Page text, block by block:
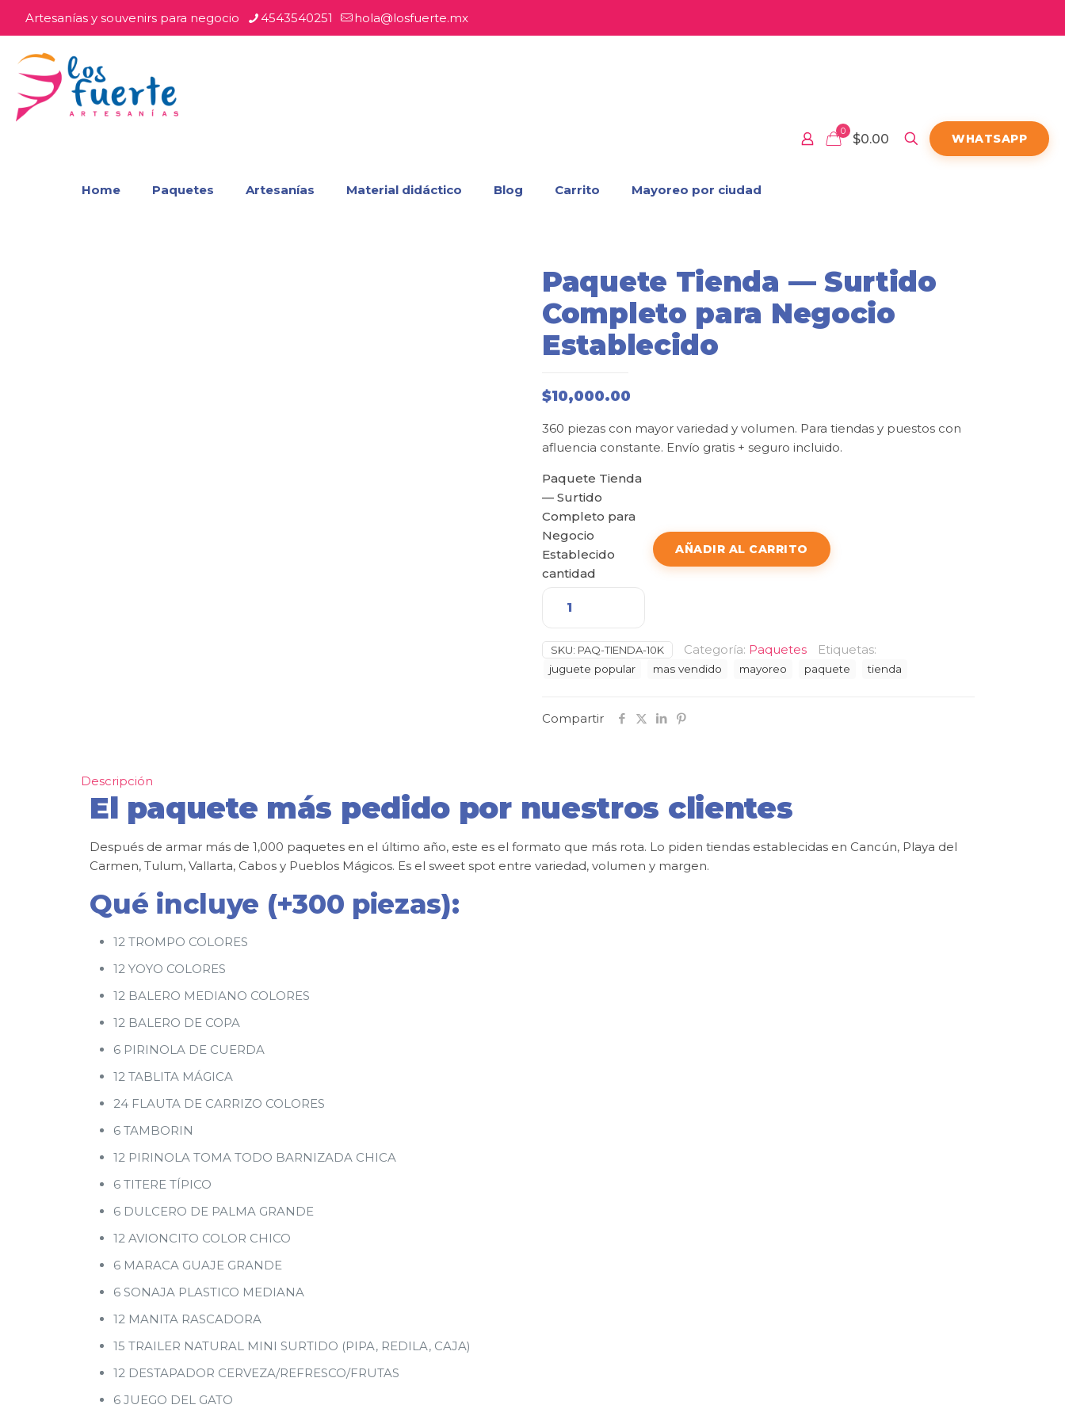
Artesanías y souvenirs para negocio 4543540251 hola@losfuerte.mx
Home Paquetes Artesanías Material didáctico Blog Carrito Mayoreo por ciudad
0
$0.00 WHATSAPP
Paquete Tienda — Surtido
Completo para Negocio
Establecido
$10,000.00
360 piezas con mayor variedad y volumen. Para tiendas y puestos con
afluencia constante. Envío gratis + seguro incluido.
Paquete Tienda
— Surtido
Completo para
Negocio
Establecido
cantidad
AÑADIR AL CARRITO
SKU: PAQ-TIENDA-10K Categoría: Paquetes Etiquetas:
juguete popular mas vendido mayoreo paquete tienda
Compartir
Descripción
El paquete más pedido por nuestros clientes
Después de armar más de 1,000 paquetes en el último año, este es el formato que más rota. Lo piden tiendas establecidas en Cancún, Playa del
Carmen, Tulum, Vallarta, Cabos y Pueblos Mágicos. Es el sweet spot entre variedad, volumen y margen.
Qué incluye (+300 piezas):
12 TROMPO COLORES
12 YOYO COLORES
12 BALERO MEDIANO COLORES
12 BALERO DE COPA
6 PIRINOLA DE CUERDA
12 TABLITA MÁGICA
24 FLAUTA DE CARRIZO COLORES
6 TAMBORIN
12 PIRINOLA TOMA TODO BARNIZADA CHICA
6 TITERE TÍPICO
6 DULCERO DE PALMA GRANDE
12 AVIONCITO COLOR CHICO
6 MARACA GUAJE GRANDE
6 SONAJA PLASTICO MEDIANA
12 MANITA RASCADORA
15 TRAILER NATURAL MINI SURTIDO (PIPA, REDILA, CAJA)
12 DESTAPADOR CERVEZA/REFRESCO/FRUTAS
6 JUEGO DEL GATO